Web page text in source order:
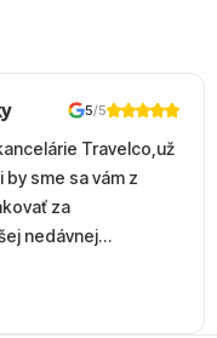
5/5
Travelco,už
sme sa vám z
za
nedávnej
Vďaka vám sme
na ktorý budeme